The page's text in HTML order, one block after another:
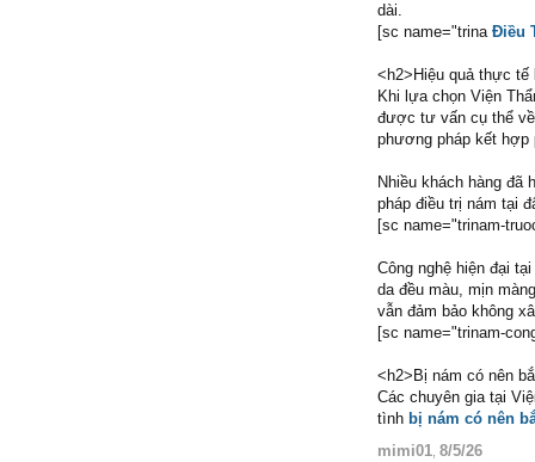
dài.
[sc name="trina Điều
<h2>Hiệu quả thực tế
Khi lựa chọn Viện
được tư vấn cụ thể
phương pháp kết hợp
Nhiều khách hàng
pháp điều trị nám tại
[sc name="trinam-
Công nghệ hiện đại
da đều màu, mịn
vẫn đảm bảo không
[sc name="trinam-
<h2>Bị nám có nên
Các chuyên gia tại
tình bị nám có nên
mimi01 8/5/26